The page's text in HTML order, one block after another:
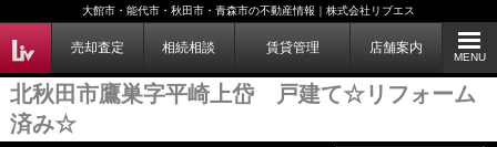
大館市・能代市・秋田市・青森市の不動産情報｜株式会社リブエス
売却査定 相続相談 賃貸管理 店舗案内
MENU
北秋田市鷹巣字平崎上岱 戸建て☆リフォーム
済み☆